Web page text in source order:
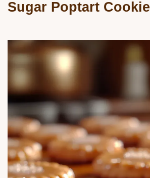
Sugar Poptart Cookie